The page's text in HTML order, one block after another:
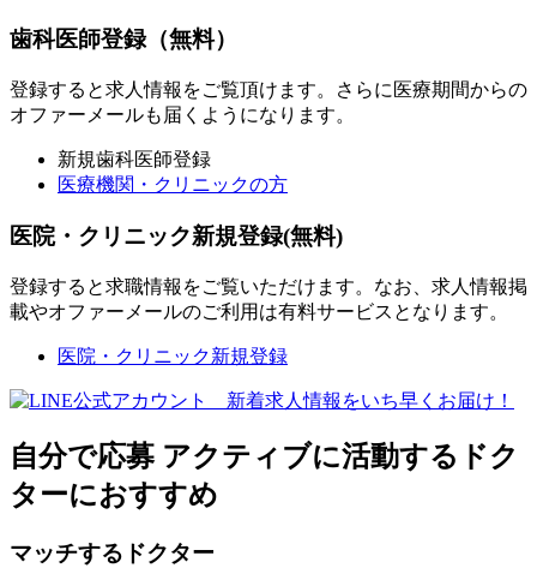
歯科医師登録（無料）
登録すると求人情報をご覧頂けます。さらに医療期間からの
オファーメールも届くようになります。
新規歯科医師登録
医療機関・クリニックの方
医院・クリニック新規登録(無料)
登録すると求職情報をご覧いただけます。なお、求人情報掲
載やオファーメールのご利用は有料サービスとなります。
医院・クリニック新規登録
自分で応募 アクティブに活動するドク
ターにおすすめ
マッチするドクター